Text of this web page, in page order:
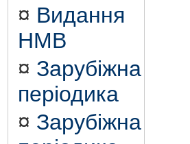
¤ Видання
НМВ
¤ Зарубіжна
періодика
¤ Зарубіжна